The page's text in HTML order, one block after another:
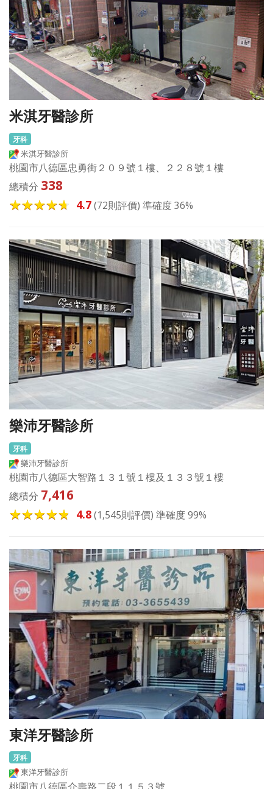
米淇牙醫診所
牙科
米淇牙醫診所
桃園市八德區忠勇街２０９號１樓、２２８號１樓
總積分 338
4.7(72則評價) 準確度 36%
樂沛牙醫診所
牙科
樂沛牙醫診所
桃園市八德區大智路１３１號１樓及１３３號１樓
總積分 7,416
4.8(1,545則評價) 準確度 99%
東洋牙醫診所
牙科
東洋牙醫診所